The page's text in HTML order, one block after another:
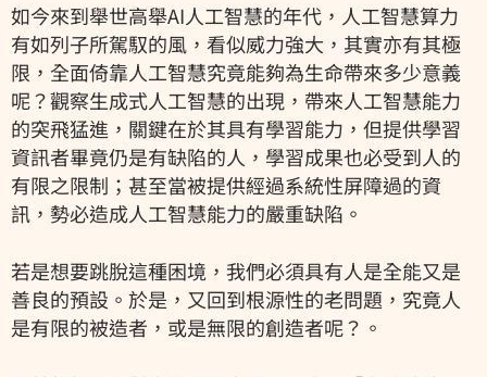
如今來到舉世高舉AI人工智慧的年代，人工智慧算力
有如列子所駕馭的風，看似威力強大，其實亦有其極
限，全面倚靠人工智慧究竟能夠為生命帶來多少意義
呢？觀察生成式人工智慧的出現，帶來人工智慧能力
的突飛猛進，關鍵在於其具有學習能力，但提供學習
資訊者畢竟仍是有缺陷的人，學習成果也必受到人的
有限之限制；甚至當被提供經過系統性屏障過的資
訊，勢必造成人工智慧能力的嚴重缺陷。
若是想要跳脫這種困境，我們必須具有人是全能又是
善良的預設。於是，又回到根源性的老問題，究竟人
是有限的被造者，或是無限的創造者呢？。